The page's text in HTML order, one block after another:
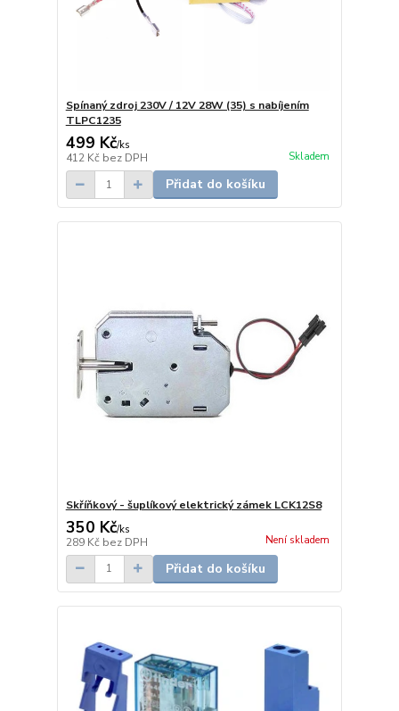
Spínaný zdroj 230V / 12V 28W (35) s nabíjením
TLPC1235
499 Kč/ks
412 Kč bez DPH Skladem
Přidat do košíku
Skříňkový - šuplíkový elektrický zámek LCK12S8
350 Kč/ks
289 Kč bez DPH Není skladem
Přidat do košíku